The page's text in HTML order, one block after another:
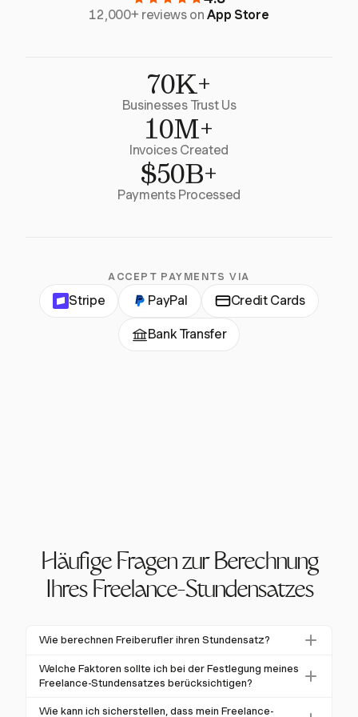
12,000+ reviews onApp Store
70K+
Businesses Trust Us
10M+
Invoices Created
$50B+
Payments Processed
ACCEPT PAYMENTS VIA
Stripe PayPal Credit Cards
Bank Transfer
Häufige Fragen zur Berechnung
Ihres Freelance-Stundensatzes
Wie berechnen Freiberufler ihren Stundensatz?
Freiberufler berechnen ihren Stundensatz, indem sie
Faktoren wie gewünschtes Einkommen,
Welche Faktoren sollte ich bei der Festlegung meines
Freelance-Stundensatzes berücksichtigen?
Wichtige Faktoren sind Ihre Erfahrung,
Wie kann ich sicherstellen, dass mein Freelance-